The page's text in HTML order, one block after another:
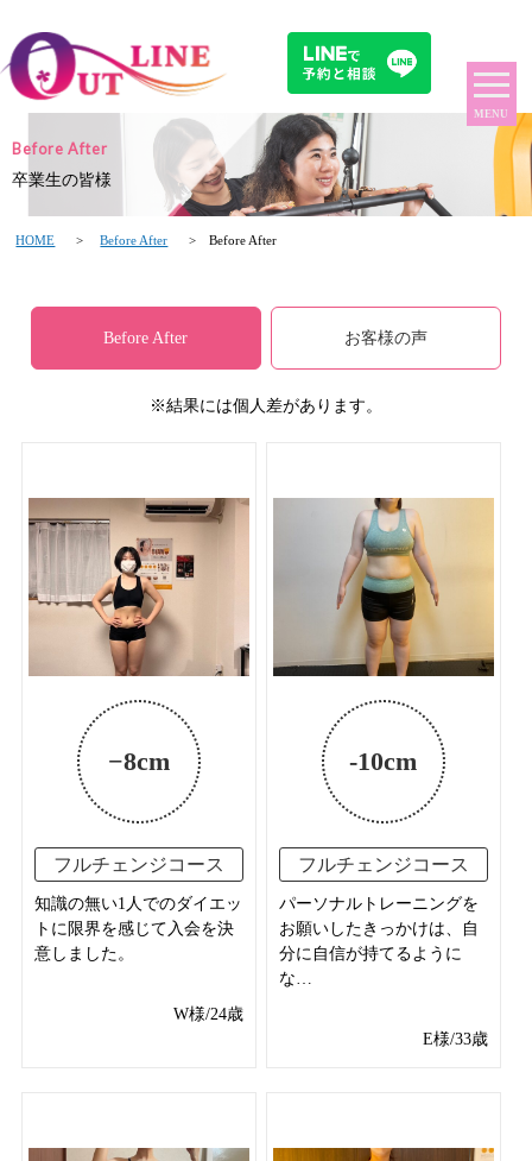
Before After
卒業生の皆様
MENU
HOME >Before After > Before After
Before After お客様の声
※結果には個人差があります。
−8cm
フルチェンジコース
知識の無い1人でのダイエッ
トに限界を感じて入会を決
意しました。
W様/24歳
-10cm
フルチェンジコース
パーソナルトレーニングを
お願いしたきっかけは、自
分に自信が持てるように
な…
E様/33歳